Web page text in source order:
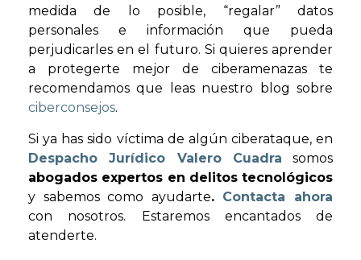
medida de lo posible, “regalar” datos
personales e información que pueda
perjudicarles en el futuro. Si quieres aprender
a protegerte mejor de ciberamenazas te
recomendamos que leas nuestro blog sobre
ciberconsejos.
Si ya has sido víctima de algún ciberataque, en
Despacho Jurídico Valero Cuadra somos
abogados expertos en delitos tecnológicos
y sabemos como ayudarte. Contacta ahora
con nosotros. Estaremos encantados de
atenderte.